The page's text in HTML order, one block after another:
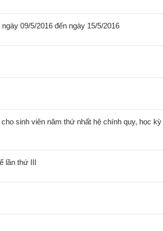
09/5/2016 đến ngày 15/5/2016
sinh viên năm thứ nhất hệ chính quy, học
lần thứ III